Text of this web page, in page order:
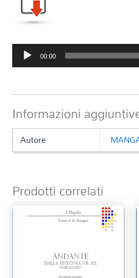
Audio
Player
00:00
Informazioni
Autore
Prodotti correlati